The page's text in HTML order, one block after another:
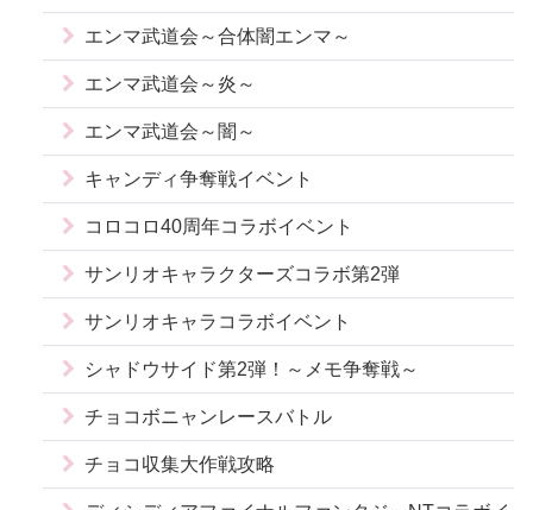
エンマ武道会～合体闇エンマ～
エンマ武道会～炎～
エンマ武道会～闇～
キャンディ争奪戦イベント
コロコロ40周年コラボイベント
サンリオキャラクターズコラボ第2弾
サンリオキャラコラボイベント
シャドウサイド第2弾！～メモ争奪戦～
チョコボニャンレースバトル
チョコ収集大作戦攻略